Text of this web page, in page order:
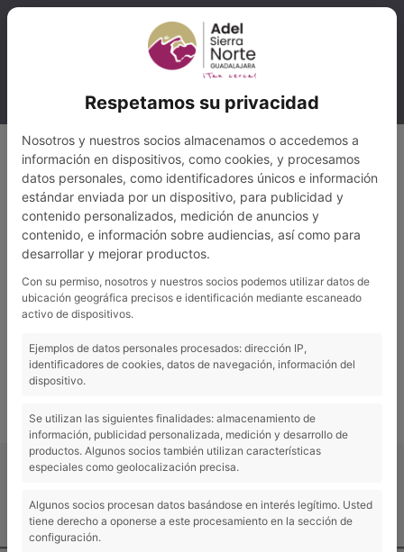
Ir
Hostal Mesón Castilla
Categorías de Sitio: Restaurantes
Perfil Mapa
Tambien cocina popular y de temporada; 100 plazas
Anterior
Contacto y localización
Respetamos su privacidad
Nosotros y nuestros socios almacenamos o accedemos a
información en dispositivos, como cookies, y procesamos
datos personales, como identificadores únicos e información
estándar enviada por un dispositivo, para publicidad y
contenido personalizados, medición de anuncios y
contenido, e información sobre audiencias, así como para
desarrollar y mejorar productos.
Con su permiso, nosotros y nuestros socios podemos utilizar datos de
ubicación geográfica precisos e identificación mediante escaneado
activo de dispositivos.
Ejemplos de datos personales procesados: dirección IP,
identificadores de cookies, datos de navegación, información del
dispositivo.
Se utilizan las siguientes finalidades: almacenamiento de
información, publicidad personalizada, medición y desarrollo de
productos. Algunos socios también utilizan características
especiales como geolocalización precisa.
Algunos socios procesan datos basándose en interés legítimo. Usted
tiene derecho a oponerse a este procesamiento en la sección de
configuración.